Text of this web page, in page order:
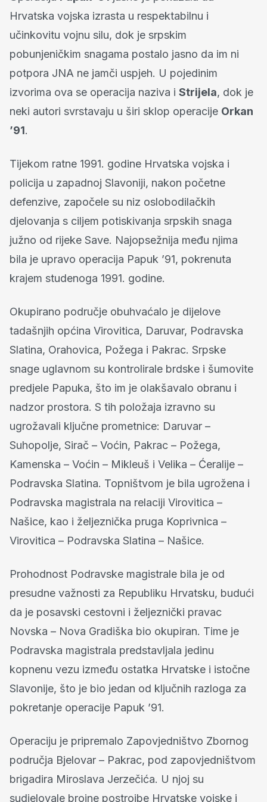
Hrvatska vojska izrasta u respektabilnu i
učinkovitu vojnu silu, dok je srpskim
pobunjeničkim snagama postalo jasno da im ni
potpora JNA ne jamči uspjeh. U pojedinim
izvorima ova se operacija naziva i Strijela, dok je
neki autori svrstavaju u širi sklop operacije Orkan
’91.
Tijekom ratne 1991. godine Hrvatska vojska i
policija u zapadnoj Slavoniji, nakon početne
defenzive, započele su niz oslobodilačkih
djelovanja s ciljem potiskivanja srpskih snaga
južno od rijeke Save. Najopsežnija među njima
bila je upravo operacija Papuk ’91, pokrenuta
krajem studenoga 1991. godine.
Okupirano područje obuhvaćalo je dijelove
tadašnjih općina Virovitica, Daruvar, Podravska
Slatina, Orahovica, Požega i Pakrac. Srpske
snage uglavnom su kontrolirale brdske i šumovite
predjele Papuka, što im je olakšavalo obranu i
nadzor prostora. S tih položaja izravno su
ugrožavali ključne prometnice: Daruvar –
Suhopolje, Sirač – Voćin, Pakrac – Požega,
Kamenska – Voćin – Mikleuš i Velika – Ćeralije –
Podravska Slatina. Topništvom je bila ugrožena i
Podravska magistrala na relaciji Virovitica –
Našice, kao i željeznička pruga Koprivnica –
Virovitica – Podravska Slatina – Našice.
Prohodnost Podravske magistrale bila je od
presudne važnosti za Republiku Hrvatsku, budući
da je posavski cestovni i željeznički pravac
Novska – Nova Gradiška bio okupiran. Time je
Podravska magistrala predstavljala jedinu
kopnenu vezu između ostatka Hrvatske i istočne
Slavonije, što je bio jedan od ključnih razloga za
pokretanje operacije Papuk ’91.
Operaciju je pripremalo Zapovjedništvo Zbornog
područja Bjelovar – Pakrac, pod zapovjedništvom
brigadira Miroslava Jerzečića. U njoj su
sudjelovale brojne postrojbe Hrvatske vojske i